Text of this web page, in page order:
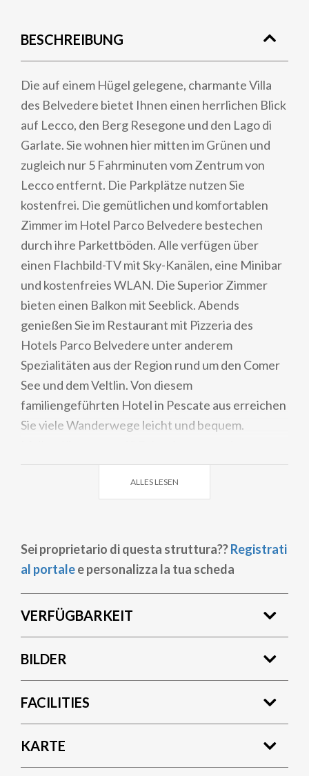
BESCHREIBUNG
Die auf einem Hügel gelegene, charmante Villa
des Belvedere bietet Ihnen einen herrlichen Blick
auf Lecco, den Berg Resegone und den Lago di
Garlate. Sie wohnen hier mitten im Grünen und
zugleich nur 5 Fahrminuten vom Zentrum von
Lecco entfernt. Die Parkplätze nutzen Sie
kostenfrei. Die gemütlichen und komfortablen
Zimmer im Hotel Parco Belvedere bestechen
durch ihre Parkettböden. Alle verfügen über
einen Flachbild-TV mit Sky-Kanälen, eine Minibar
und kostenfreies WLAN. Die Superior Zimmer
bieten einen Balkon mit Seeblick. Abends
genießen Sie im Restaurant mit Pizzeria des
Hotels Parco Belvedere unter anderem
Spezialitäten aus der Region rund um den Comer
See und dem Veltlin. Von diesem
familiengeführten Hotel in Pescate aus erreichen
Sie viele Wanderwege leicht und bequem.
ALLES LESEN
Sei proprietario di questa struttura??Registrati
al portalee personalizza la tua scheda
VERFÜGBARKEIT
BILDER
FACILITIES
KARTE